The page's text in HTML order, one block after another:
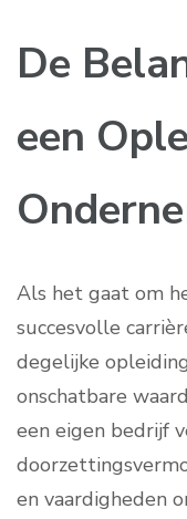
De
een
Als het gaat om
succesvolle
degelijke
onschatbare
een eigen bedrijf
en vaardigheden